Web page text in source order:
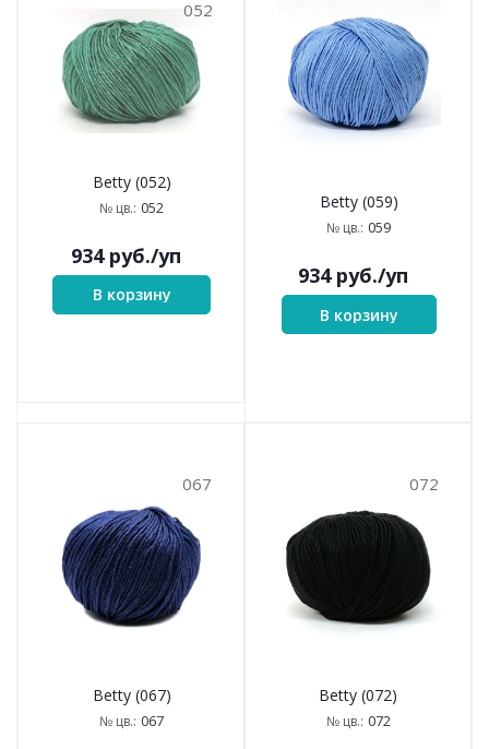
052
Betty (052)
№ цв.: 052
934руб./уп
В корзину
Betty (059)
№ цв.: 059
934руб./уп
В корзину
067
Betty (067)
№ цв.: 067
072
Betty (072)
№ цв.: 072